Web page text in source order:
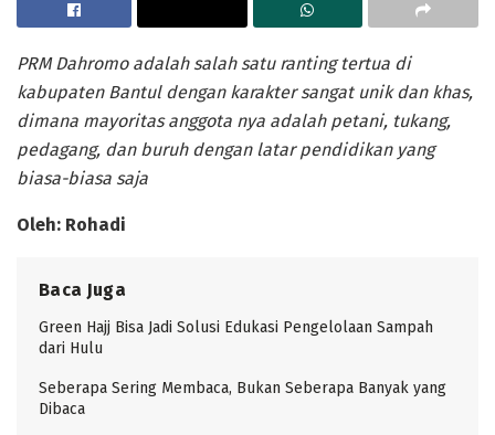
PRM Dahromo adalah salah satu ranting tertua di
kabupaten Bantul dengan karakter sangat unik dan khas,
dimana mayoritas anggota nya adalah petani, tukang,
pedagang, dan buruh dengan latar pendidikan yang
biasa-biasa saja
Oleh: Rohadi
Baca Juga
Green Hajj Bisa Jadi Solusi Edukasi Pengelolaan Sampah
dari Hulu
Seberapa Sering Membaca, Bukan Seberapa Banyak yang
Dibaca